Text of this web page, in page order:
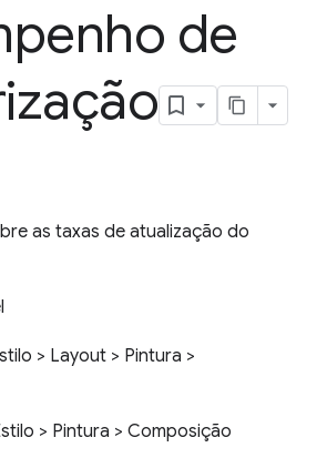
de
as taxas de atualização do
> Layout > Pintura >
> Pintura > Composição